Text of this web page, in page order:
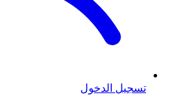
تسجيل الدخول